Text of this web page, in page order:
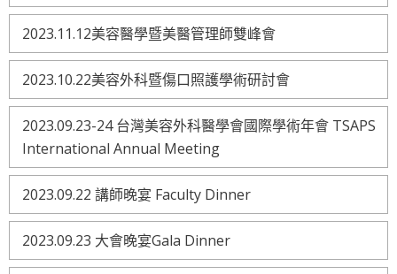
2023.11.12美容醫學暨美醫管理師雙峰會
2023.10.22美容外科暨傷口照護學術研討會
2023.09.23-24 台灣美容外科醫學會國際學術年會 TSAPS
International Annual Meeting
2023.09.22 講師晚宴 Faculty Dinner
2023.09.23 大會晚宴Gala Dinner